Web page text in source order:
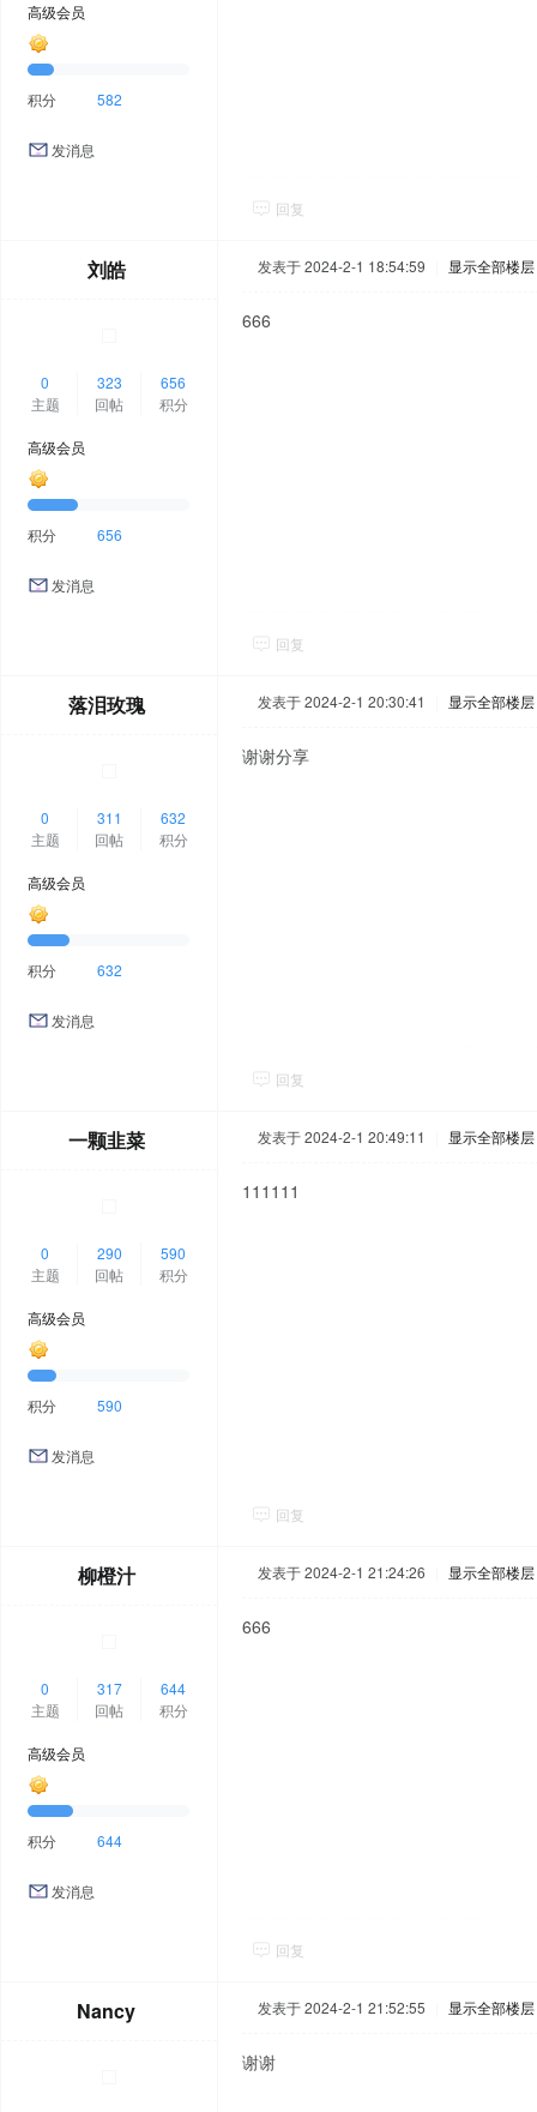
高级会员
积分 582
发消息
回复
刘皓
0
主题
323
回帖
656
积分
高级会员
积分 656
发消息
发表于 2024-2-1 18:54:59 显示全部楼层
666
回复
落泪玫瑰
0
主题
311
回帖
632
积分
高级会员
积分 632
发消息
发表于 2024-2-1 20:30:41 显示全部楼层
谢谢分享
回复
一颗韭菜
0
主题
290
回帖
590
积分
高级会员
积分 590
发消息
发表于 2024-2-1 20:49:11 显示全部楼层
111111
回复
柳橙汁
0
主题
317
回帖
644
积分
高级会员
积分 644
发消息
发表于 2024-2-1 21:24:26 显示全部楼层
666
回复
Nancy 发表于 2024-2-1 21:52:55 显示全部楼层
谢谢